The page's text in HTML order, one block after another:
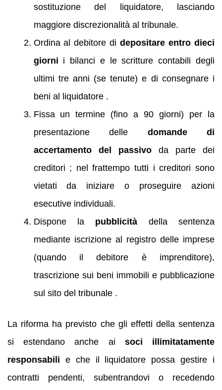
sostituzione del liquidatore, lasciando
maggiore discrezionalità al tribunale.
Ordina al debitore didepositare entro dieci
giorni i bilanci e le scritture contabili degli
ultimi tre anni (se tenute) e di consegnare i
beni al liquidatore .
Fissa un termine (fino a 90 giorni) per la
presentazione delle domande di
accertamento del passivoda parte dei
creditori ; nel frattempo tutti i creditori sono
vietati da iniziare o proseguire azioni
esecutive individuali.
Dispone la pubblicità della sentenza
mediante iscrizione al registro delle imprese
(quando il debitore è imprenditore),
trascrizione sui beni immobili e pubblicazione
sul sito del tribunale .
La riforma ha previsto che gli effetti della sentenza
si estendano anche ai soci illimitatamente
responsabili e che il liquidatore possa gestire i
contratti pendenti, subentrandovi o recedendo